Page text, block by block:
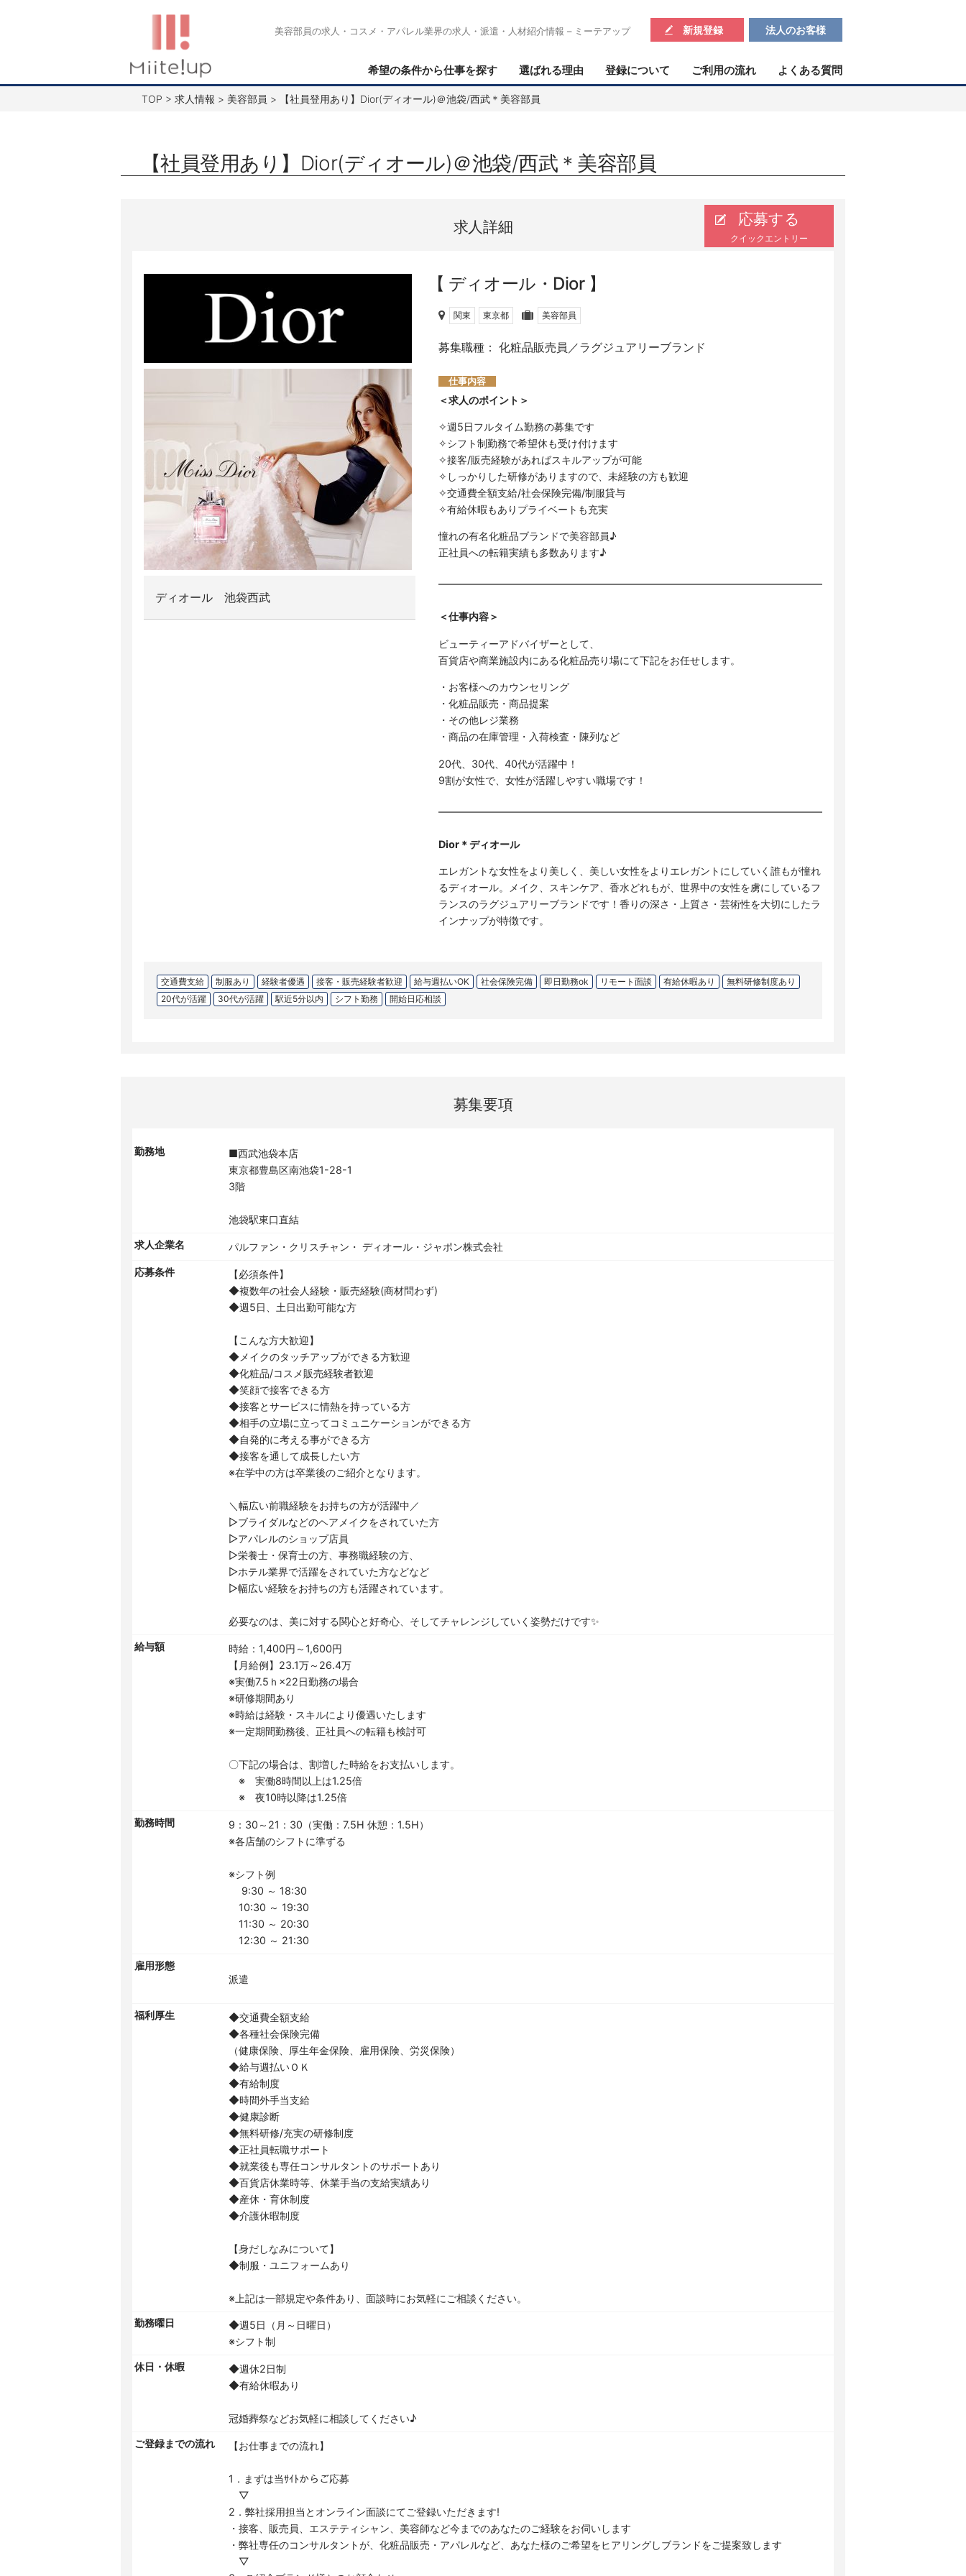
ツ
美容部員の求人・コスメ・アパレル業界の求人・派遣・人材紹介情報 – ミーテアップ 新規登録 法人のお客様
希望の条件から仕事を探す 選ばれる理由 登録について ご利用の流れ よくある質問
TOP > 求人情報 > 美容部員 > 【社員登用あり】Dior(ディオール)＠池袋/西武＊美容部員
【社員登用あり】Dior(ディオール)＠池袋/西武＊美容部員
求人詳細 応募する
クイックエントリー
ディオール 池袋西武
ディオール・Dior
関東 東京都 美容部員
募集職種： 化粧品販売員／ラグジュアリーブランド
仕事内容
＜求人のポイント＞
✧週5日フルタイム勤務の募集です
✧シフト制勤務で希望休も受け付けます
✧接客/販売経験があればスキルアップが可能
✧しっかりした研修がありますので、未経験の方も歓迎
✧交通費全額支給/社会保険完備/制服貸与
✧有給休暇もありプライベートも充実
憧れの有名化粧品ブランドで美容部員♪
正社員への転籍実績も多数あります♪
＜仕事内容＞
ビューティーアドバイザーとして、
百貨店や商業施設内にある化粧品売り場にて下記をお任せします。
・お客様へのカウンセリング
・化粧品販売・商品提案
・その他レジ業務
・商品の在庫管理・入荷検査・陳列など
20代、30代、40代が活躍中！
9割が女性で、女性が活躍しやすい職場です！
Dior＊ディオール
エレガントな女性をより美しく、美しい女性をよりエレガントにしていく誰もが憧れ
るディオール。メイク、スキンケア、香水どれもが、世界中の女性を虜にしているフ
ランスのラグジュアリーブランドです！香りの深さ・上質さ・芸術性を大切にしたラ
インナップが特徴です。
交通費支給 制服あり 経験者優遇 接客・販売経験者歓迎 給与週払いOK 社会保険完備 即日勤務ok リモート面談 有給休暇あり
無料研修制度あり
20代が活躍
30代が活躍 駅近5分以内 シフト勤務 開始日応相談
募集要項
勤務地
■西武池袋本店
東京都豊島区南池袋1-28-1
3階
池袋駅東口直結
求人企業名 パルファン・クリスチャン・ ディオール・ジャポン株式会社
応募条件
【必須条件】
◆複数年の社会人経験・販売経験(商材問わず)
◆週5日、土日出勤可能な方
【こんな方大歓迎】
◆メイクのタッチアップができる方歓迎
◆化粧品/コスメ販売経験者歓迎
◆笑顔で接客できる方
◆接客とサービスに情熱を持っている方
◆相手の立場に立ってコミュニケーションができる方
◆自発的に考える事ができる方
◆接客を通して成長したい方
※在学中の方は卒業後のご紹介となります。
＼幅広い前職経験をお持ちの方が活躍中／
▷ブライダルなどのヘアメイクをされていた方
▷アパレルのショップ店員
▷栄養士・保育士の方、事務職経験の方、
▷ホテル業界で活躍をされていた方などなど
▷幅広い経験をお持ちの方も活躍されています。
必要なのは、美に対する関心と好奇心、そしてチャレンジしていく姿勢だけです✨
給与額
時給：1,400円～1,600円
【月給例】23.1万～26.4万
※実働7.5ｈ×22日勤務の場合
※研修期間あり
※時給は経験・スキルにより優遇いたします
※一定期間勤務後、正社員への転籍も検討可
〇下記の場合は、割増した時給をお支払いします。
※ 実働8時間以上は1.25倍
※ 夜10時以降は1.25倍
勤務時間
9：30～21：30（実働：7.5H 休憩：1.5H）
※各店舗のシフトに準ずる
※シフト例
9:30 ～ 18:30
10:30 ～ 19:30
11:30 ～ 20:30
12:30 ～ 21:30
雇用形態
派遣
福利厚生
◆交通費全額支給
◆各種社会保険完備
（健康保険、厚生年金保険、雇用保険、労災保険）
◆給与週払いＯＫ
◆有給制度
◆時間外手当支給
◆健康診断
◆無料研修/充実の研修制度
◆正社員転職サポート
◆就業後も専任コンサルタントのサポートあり
◆百貨店休業時等、休業手当の支給実績あり
◆産休・育休制度
◆介護休暇制度
【身だしなみについて】
◆制服・ユニフォームあり
※上記は一部規定や条件あり、面談時にお気軽にご相談ください。
勤務曜日
◆週5日（月～日曜日）
※シフト制
休日・休暇
◆週休2日制
◆有給休暇あり
冠婚葬祭などお気軽に相談してください♪
ご登録までの流れ 【お仕事までの流れ】
1．まずは当ｻｲﾄからご応募
▽
2．弊社採用担当とオンライン面談にてご登録いただきます!
・接客、販売員、エステティシャン、美容師など今までのあなたのご経験をお伺いします
・弊社専任のコンサルタントが、化粧品販売・アパレルなど、あなた様のご希望をヒアリングしブランドをご提案致します
▽